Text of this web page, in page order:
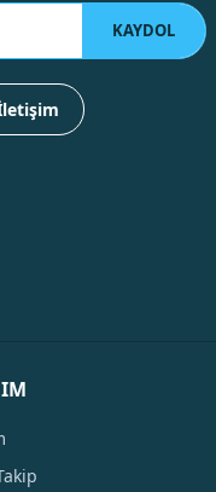
KAYDOL